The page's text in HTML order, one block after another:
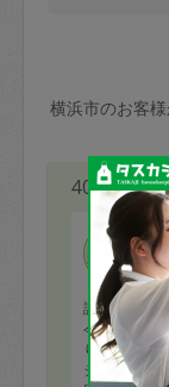
横浜市のお客
40代 男性
評価：
今回もたく
りがとうご
シーなで幅